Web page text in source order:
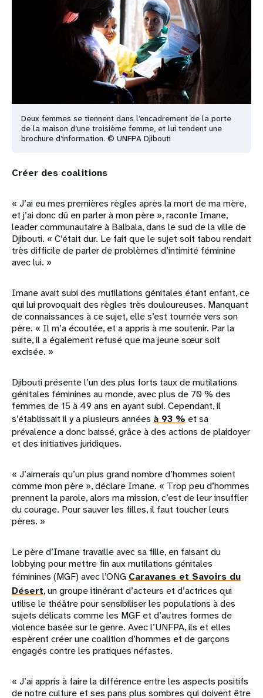
Deux femmes se tiennent dans l’encadrement de la porte
de la maison d’une troisième femme, et lui tendent une
brochure d’information. © UNFPA Djibouti
Créer des coalitions
« J’ai eu mes premières règles après la mort de ma mère,
et j’ai donc dû en parler à mon père », raconte Imane,
leader communautaire à Balbala, dans le sud de la ville de
Djibouti. « C’était dur. Le fait que le sujet soit tabou rendait
très difficile de parler de problèmes d’intimité féminine
avec lui. »
Imane avait subi des mutilations génitales étant enfant, ce
qui lui provoquait des règles très douloureuses. Manquant
de connaissances à ce sujet, elle s’est tournée vers son
père. « Il m’a écoutée, et a appris à me soutenir. Par la
suite, il a également refusé que ma jeune sœur soit
excisée. »
Djibouti présente l’un des plus forts taux de mutilations
génitales féminines au monde, avec plus de 70 % des
femmes de 15 à 49 ans en ayant subi. Cependant, il
s’établissait il y a plusieurs années à 93 % et sa
prévalence a donc baissé, grâce à des actions de plaidoyer
et des initiatives juridiques.
« J’aimerais qu’un plus grand nombre d’hommes soient
comme mon père », déclare Imane. « Trop peu d’hommes
prennent la parole, alors ma mission, c’est de leur insuffler
du courage. Pour sauver les filles, il faut toucher leurs
pères. »
Le père d’Imane travaille avec sa fille, en faisant du
lobbying pour mettre fin aux mutilations génitales
féminines (MGF) avec l’ONG Caravanes et Savoirs du
Désert, un groupe itinérant d’acteurs et d’actrices qui
utilise le théâtre pour sensibiliser les populations à des
sujets délicats comme les MGF et d’autres formes de
violence basée sur le genre. Avec l’UNFPA, ils et elles
espèrent créer une coalition d’hommes et de garçons
engagés contre les pratiques néfastes.
« J’ai appris à faire la différence entre les aspects positifs
de notre culture et ses pans plus sombres qui doivent être